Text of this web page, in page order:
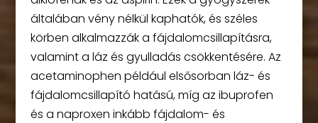
általában vény nélkül kaphatók, és széles
körben alkalmazzák a fájdalomcsillapításra,
valamint a láz és gyulladás csökkentésére. Az
acetaminophen például elsősorban láz- és
fájdalomcsillapító hatású, míg az ibuprofen
és a naproxen inkább fájdalom- és